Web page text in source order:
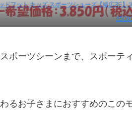
ドフット キッズ スポーツシューズ【幅広3E】
ポーツシーンまで、スポーテ
るお子さまにおすすめのこの